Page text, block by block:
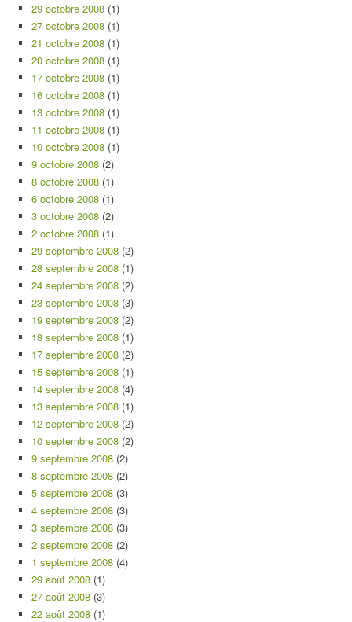
29 octobre 2008 (1)
27 octobre 2008 (1)
21 octobre 2008 (1)
20 octobre 2008 (1)
17 octobre 2008 (1)
16 octobre 2008 (1)
13 octobre 2008 (1)
11 octobre 2008 (1)
10 octobre 2008 (1)
9 octobre 2008 (2)
8 octobre 2008 (1)
6 octobre 2008 (1)
3 octobre 2008 (2)
2 octobre 2008 (1)
29 septembre 2008 (2)
28 septembre 2008 (1)
24 septembre 2008 (2)
23 septembre 2008 (3)
19 septembre 2008 (2)
18 septembre 2008 (1)
17 septembre 2008 (2)
15 septembre 2008 (1)
14 septembre 2008 (4)
13 septembre 2008 (1)
12 septembre 2008 (2)
10 septembre 2008 (2)
9 septembre 2008 (2)
8 septembre 2008 (2)
5 septembre 2008 (3)
4 septembre 2008 (3)
3 septembre 2008 (3)
2 septembre 2008 (2)
1 septembre 2008 (4)
29 août 2008 (1)
27 août 2008 (3)
22 août 2008 (1)